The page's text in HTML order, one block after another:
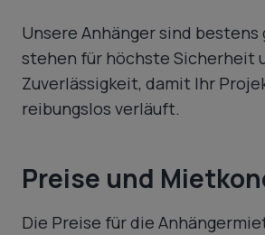
Unsere Anhänger sind
stehen für höchste Sicherheit
Zuverlässigkeit, damit Ihr
reibungslos verläuft.
Preise und
Die Preise für die